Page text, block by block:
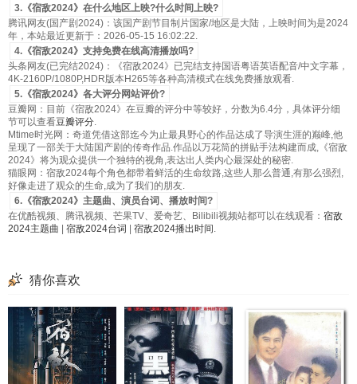
3.《宿敌2024》在什么地区上映?什么时间上映?
腾讯网友(国产剧2024)：该国产剧节目制片国家/地区是大陆，上映时间为是2024
年，本站最近更新于：2026-05-15 16:02:22.
4.《宿敌2024》支持免费在线高清播放吗?
头条网友(已完结2024)：《宿敌2024》已完结支持国语粤语英语配音/中文字幕，
4K-2160P/1080P,HDR版本H265等各种高清模式在线免费播放观看.
5.《宿敌2024》各大评分网站评价?
豆瓣网：目前《宿敌2024》在豆瓣的评分中等较好，分数为6.4分，具体评分细
节可以查看豆瓣评分.
Mtime时光网：奇道凭借这部迄今为止最具野心的作品达成了导演生涯的巅峰,他
呈现了一部关于大陆国产剧的传奇作品.作品以万花筒的拼贴手法构建而成,《宿敌
2024》将为观众提供一个独特的视角,表达出人类内心最深处的秘密.
猫眼网：宿敌2024每个角色都带着鲜活的生命纹路,这些人那么普通,有那么强烈,
好像走进了观众的生命,成为了我们的朋友.
6.《宿敌2024》主题曲、演员台词、播放时间?
在优酷视频、腾讯视频、芒果TV、爱奇艺、Bilibili视频站都可以在线观看： 宿敌
2024主题曲
宿敌2024台词 宿敌2024播出时间 .
猜你喜欢